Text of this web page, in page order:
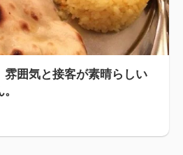
雰囲気と接客が素晴らしい